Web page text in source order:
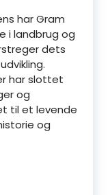
har Gram
i landbrug og
dets
har slottet
og
til et levende
og